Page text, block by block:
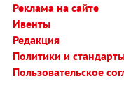
Реклама на сайте
Ивенты
Редакция
Политики и
Пользовательское